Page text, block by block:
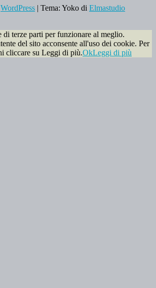
WordPress | Tema: Yoko di Elmastudio
terze parti per funzionare al meglio.
del sito acconsente all'uso dei cookie. Per
cliccare su Leggi di più.OkLeggi di più